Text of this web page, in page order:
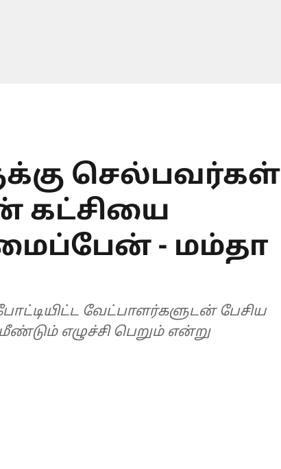
செல்பவர்கள்
கட்சியை
- மம்தா
வேட்பாளர்களுடன் பேசிய
எழுச்சி பெறும் என்று